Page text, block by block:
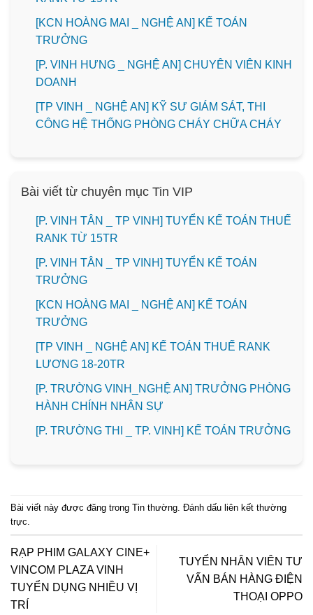
️[KCN HOÀNG MAI _ NGHỆ AN] KẾ TOÁN
TRƯỞNG
️[P. VINH HƯNG _ NGHỆ AN] CHUYÊN VIÊN KINH
DOANH
[TP VINH _ NGHỆ AN] KỸ SƯ GIÁM SÁT, THI
CÔNG HỆ THỐNG PHÒNG CHÁY CHỮA CHÁY
Bài viết từ chuyên mục Tin VIP
[P. VINH TÂN _ TP VINH] TUYỂN KẾ TOÁN THUẾ
RANK TỪ 15TR
[P. VINH TÂN _ TP VINH] TUYỂN KẾ TOÁN
TRƯỞNG
️[KCN HOÀNG MAI _ NGHỆ AN] KẾ TOÁN
TRƯỞNG
[TP VINH _ NGHỆ AN] KẾ TOÁN THUẾ RANK
LƯƠNG 18-20TR
[P. TRƯỜNG VINH_NGHỆ AN] TRƯỞNG PHÒNG
HÀNH CHÍNH NHÂN SỰ
️[P. TRƯỜNG THI _ TP. VINH] KẾ TOÁN TRƯỞNG
Bài viết này được đăng trong Tin thường . Đánh dấu liên kết thường
trực
RẠP PHIM GALAXY CINE+
VINCOM PLAZA VINH
TUYỂN DỤNG NHIỀU VỊ
TRÍ
TUYỂN NHÂN VIÊN TƯ
VẤN BÁN HÀNG ĐIỆN
THOẠI OPPO